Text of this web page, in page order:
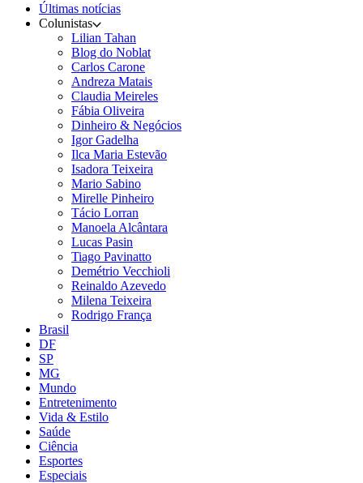
Últimas notícias
Colunistas
Lilian Tahan
Blog do Noblat
Carlos Carone
Andreza Matais
Claudia Meireles
Fábia Oliveira
Dinheiro & Negócios
Igor Gadelha
Ilca Maria Estevão
Isadora Teixeira
Mario Sabino
Mirelle Pinheiro
Tácio Lorran
Manoela Alcântara
Lucas Pasin
Tiago Pavinatto
Demétrio Vecchioli
Reinaldo Azevedo
Milena Teixeira
Rodrigo França
Brasil
DF
SP
MG
Mundo
Entretenimento
Vida & Estilo
Saúde
Ciência
Esportes
Especiais